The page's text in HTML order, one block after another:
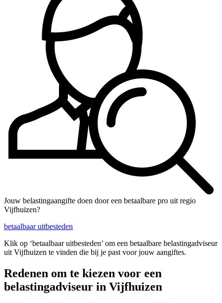
Jouw belastingaangifte doen door een betaalbare pro uit regio
Vijfhuizen?
betaalbaar uitbesteden
Klik op ‘betaalbaar uitbesteden’ om een betaalbare belastingadviseur
uit Vijfhuizen te vinden die bij je past voor jouw aangiftes.
Redenen om te kiezen voor een
belastingadviseur in Vijfhuizen